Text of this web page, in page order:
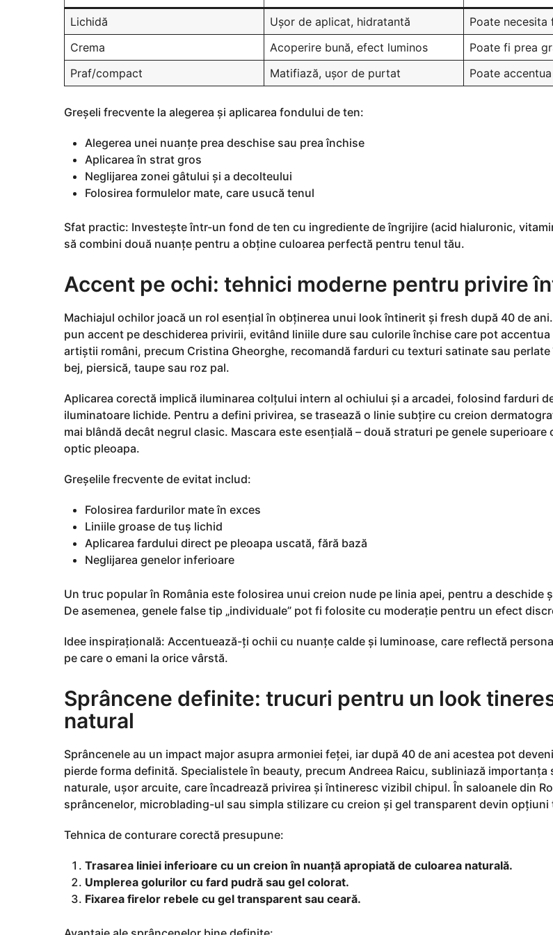
Lichidă Ușor de aplicat, hidratantă
Poate necesita
Crema
Acoperire bună, efect luminos
Poate fi prea
Praf/compact
Matifiază, ușor de purtat Poate
Greșeli frecvente la alegerea și aplicarea fondului de ten:
Alegerea unei nuanțe prea deschise sau prea închise
Aplicarea în strat gros
Neglijarea zonei gâtului și a decolteului
Folosirea formulelor mate, care usucă tenul
Sfat practic: Investește într-un fond de ten cu ingrediente de îngrijire (acid hialuronic,
să combini două nuanțe pentru a obține culoarea perfectă pentru tenul tău.
Accent pe ochi: tehnici moderne pentru privire
Machiajul ochilor joacă un rol esențial în obținerea unui look întinerit și fresh după 40 de
pun accent pe deschiderea privirii, evitând liniile dure sau culorile închise care pot
artiștii români, precum Cristina Gheorghe, recomandă farduri cu texturi satinate sau
bej, piersică, taupe sau roz pal.
Aplicarea corectă implică iluminarea colțului intern al ochiului și a arcadei, folosind farduri
iluminatoare lichide. Pentru a defini privirea, se trasează o linie subțire cu creion
mai blândă decât negrul clasic. Mascara este esențială – două straturi pe genele superioare
optic pleoapa.
Greșelile frecvente de evitat includ:
Folosirea fardurilor mate în exces
Liniile groase de tuș lichid
Aplicarea fardului direct pe pleoapa uscată, fără bază
Neglijarea genelor inferioare
Un truc popular în România este folosirea unui creion nude pe linia apei, pentru a deschide
De asemenea, genele false tip „individuale” pot fi folosite cu moderație pentru un efect
Idee inspirațională: Accentuează-ți ochii cu nuanțe calde și luminoase, care reflectă
pe care o emani la orice vârstă.
Sprâncene definite: trucuri pentru un look
natural
Sprâncenele au un impact major asupra armoniei feței, iar după 40 de ani acestea pot
pierde forma definită. Specialistele în beauty, precum Andreea Raicu, subliniază importanța
naturale, ușor arcuite, care încadrează privirea și întineresc vizibil chipul. În saloanele din
sprâncenelor, microblading-ul sau simpla stilizare cu creion și gel transparent devin opțiuni
Tehnica de conturare corectă presupune:
Trasarea liniei inferioare cu un creion în nuanță apropiată de culoarea naturală.
Umplerea golurilor cu fard pudră sau gel colorat.
Fixarea firelor rebele cu gel transparent sau ceară.